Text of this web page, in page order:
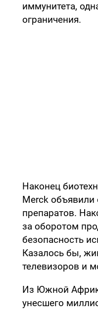
иммунитета,
ограничения.
Наконец
Merсk объявили
препаратов.
за оборотом
безопасность
Казалось бы,
телевизоров и
Из Южной
унесшего